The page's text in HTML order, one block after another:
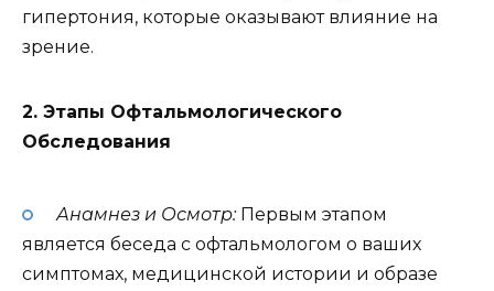
гипертония, которые оказывают влияние на
зрение.
2. Этапы Офтальмологического
Обследования
Анамнез и Осмотр:Первым этапом
является беседа с офтальмологом о ваших
симптомах, медицинской истории и образе